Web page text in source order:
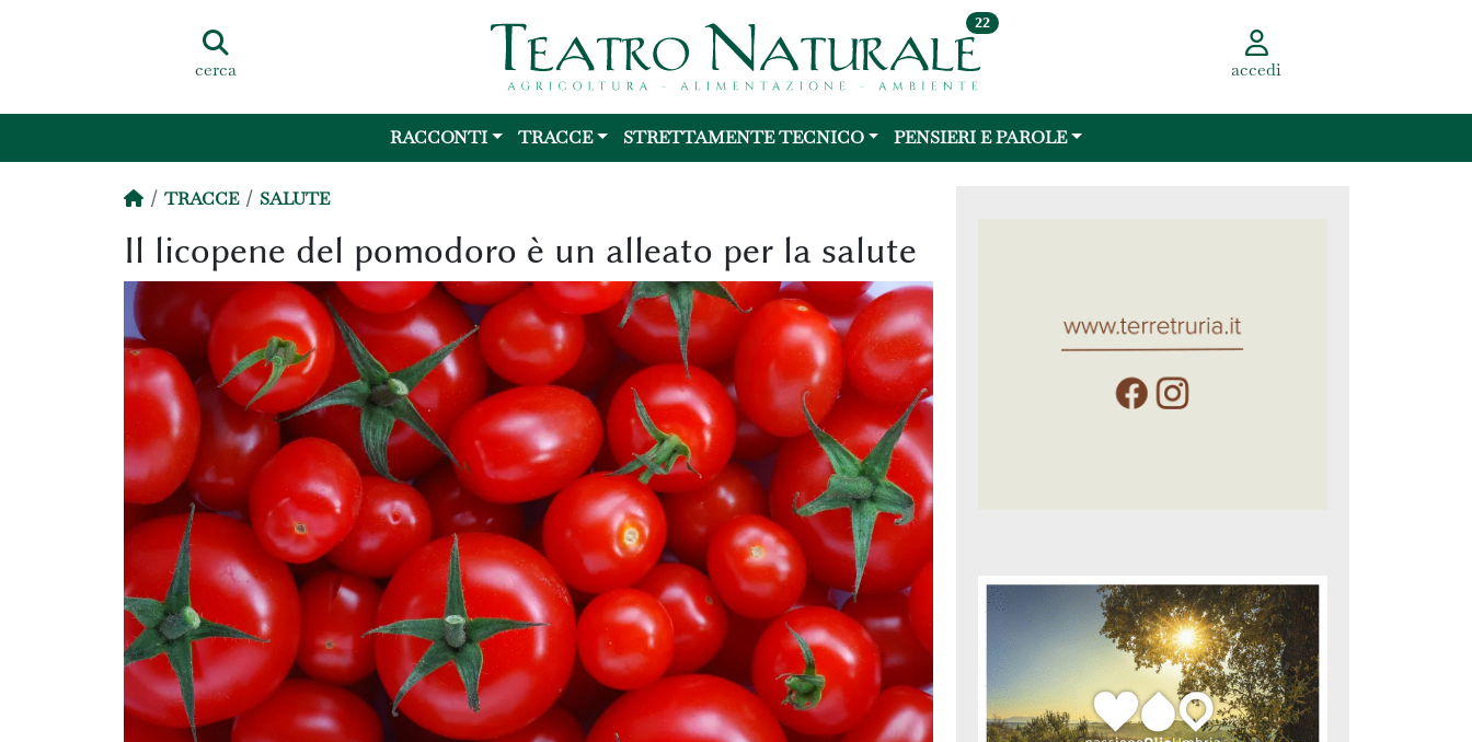
cerca
22
accedi
RACCONTI TRACCE STRETTAMENTE TECNICO PENSIERI E PAROLE
TRACCE SALUTE
Il licopene del pomodoro è un alleato per la salute